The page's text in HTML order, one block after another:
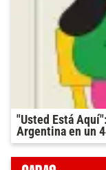
"Usted Está
Argentina en un